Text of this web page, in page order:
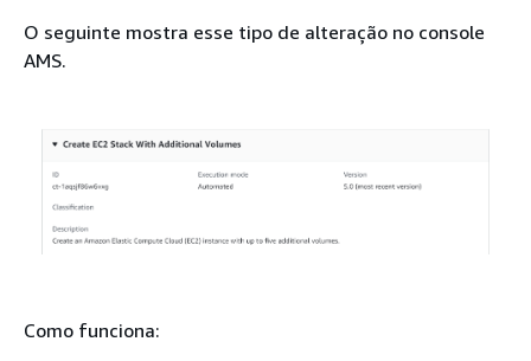
O seguinte mostra esse tipo de alteração no console
AMS.
Como funciona: